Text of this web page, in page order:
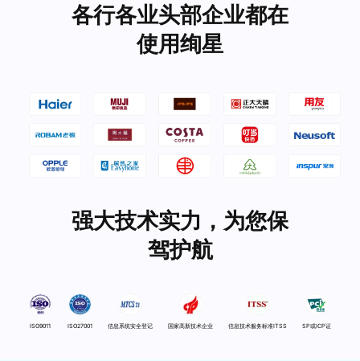
各行各业头部企业都在
使用绚星
强大技术实力，为您保
驾护航
ISO9011 ISO27001 信息系统安全登记 国家高新技术企业 信息技术服务标准ITSS SP或ICP证